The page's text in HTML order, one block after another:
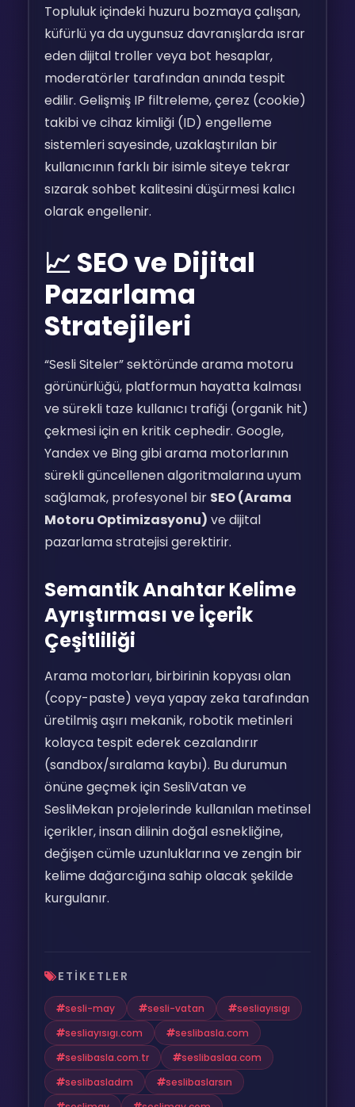
Topluluk içindeki huzuru bozmaya çalışan,
küfürlü ya da uygunsuz davranışlarda ısrar
eden dijital troller veya bot hesaplar,
moderatörler tarafından anında tespit
edilir. Gelişmiş IP filtreleme, çerez (cookie)
takibi ve cihaz kimliği (ID) engelleme
sistemleri sayesinde, uzaklaştırılan bir
kullanıcının farklı bir isimle siteye tekrar
sızarak sohbet kalitesini düşürmesi kalıcı
olarak engellenir.
📈 SEO ve Dijital
Pazarlama
Stratejileri
“Sesli Siteler” sektöründe arama motoru
görünürlüğü, platformun hayatta kalması
ve sürekli taze kullanıcı trafiği (organik hit)
çekmesi için en kritik cephedir. Google,
Yandex ve Bing gibi arama motorlarının
sürekli güncellenen algoritmalarına uyum
sağlamak, profesyonel bir SEO (Arama
Motoru Optimizasyonu) ve dijital
pazarlama stratejisi gerektirir.
Semantik Anahtar Kelime
Ayrıştırması ve İçerik
Çeşitliliği
Arama motorları, birbirinin kopyası olan
(copy-paste) veya yapay zeka tarafından
üretilmiş aşırı mekanik, robotik metinleri
kolayca tespit ederek cezalandırır
(sandbox/sıralama kaybı). Bu durumun
önüne geçmek için SesliVatan ve
SesliMekan projelerinde kullanılan metinsel
içerikler, insan dilinin doğal esnekliğine,
değişen cümle uzunluklarına ve zengin bir
kelime dağarcığına sahip olacak şekilde
kurgulanır.
ETIKETLER
sesli-may sesli-vatan
sesliayısıgı
sesliayısıgı.com
seslibasla.com
seslibasla.com.tr
seslibaslaa.com
seslibasladım
seslibaslarsın